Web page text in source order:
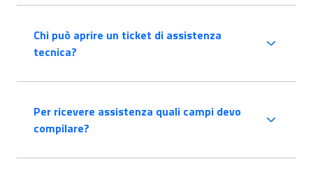
Chi può aprire un ticket di assistenza
tecnica?
Per ricevere assistenza quali campi devo
compilare?